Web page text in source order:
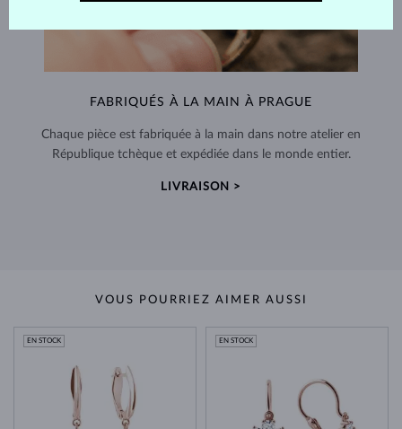
FABRIQUÉS À LA MAIN À PRAGUE
Chaque pièce est fabriquée à la main dans notre atelier en
République tchèque et expédiée dans le monde entier.
LIVRAISON >
VOUS POURRIEZ AIMER AUSSI
EN STOCK EN STOCK